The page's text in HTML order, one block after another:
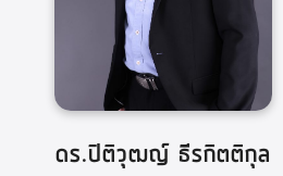
ดร.ปิติวุฒญ์ ธีรกิตติกุล